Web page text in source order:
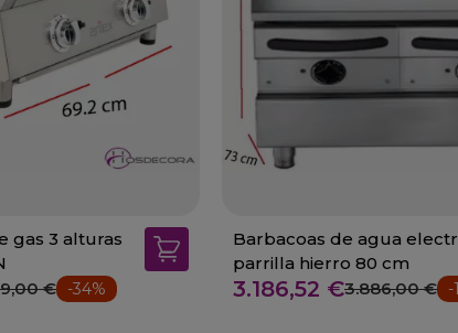
gas 3 alturas
€ -34%
Barbacoas de agua
parrilla hierro 80 cm
3.186,52 €3.886,00 € -